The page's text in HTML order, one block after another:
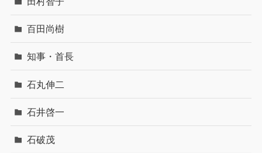
百田尚樹
知事・首長
石丸伸二
石井啓一
石破茂